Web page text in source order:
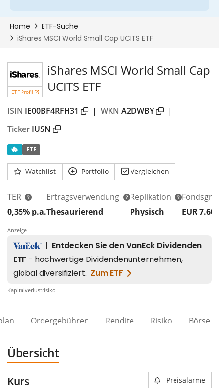
ETF Profil
iShares MSCI World Small Cap
UCITS ETF
ISIN IE00BF4RFH31 | WKN A2DWBY
|
Ticker IUSN
ETF
Watchlist Portfolio Vergleichen
TER
0,35% p.a.
Ertragsverwendung
Thesaurierend
Replikation
Physisch
EUR
Anzeige
Kapitalverlustrisiko
Ordergebühren Rendite Risiko Börse
Übersicht
Kurs Preisalarme